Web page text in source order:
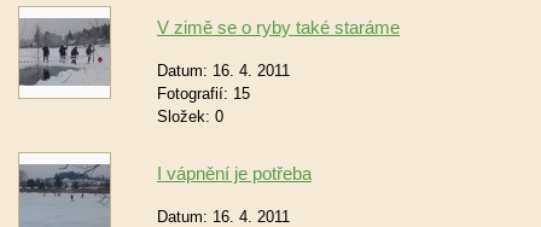
V zimě se o ryby také staráme
Datum: 16. 4. 2011
Fotografií: 15
Složek: 0
I vápnění je potřeba
Datum: 16. 4. 2011